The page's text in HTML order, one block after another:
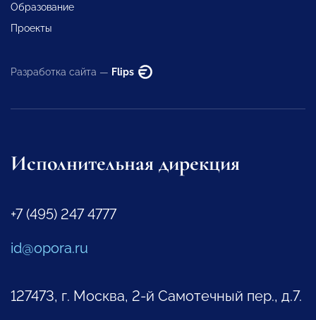
Образование
Проекты
Разработка сайта — Flips
Исполнительная дирекция
+7 (495) 247 4777
id@opora.ru
127473, г. Москва, 2-й Самотечный пер., д.7.